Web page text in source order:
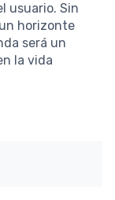
usuario. Sin
horizonte
será un
la vida